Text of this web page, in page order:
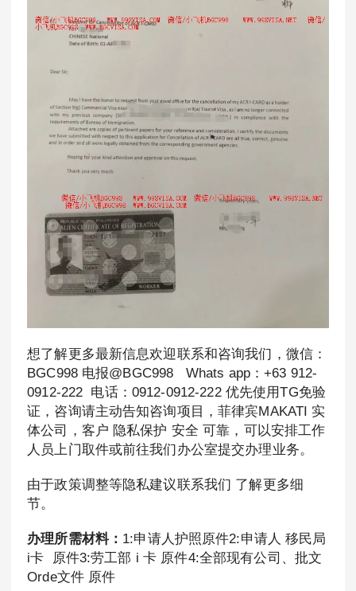
想了解更多最新信息欢迎联系和咨询我们，微信：
BGC998 电报@BGC998 Whats app：+63 912-
0912-222 电话：0912-0912-222 优先使用TG免验
证，咨询请主动告知咨询项目，菲律宾MAKATI 实
体公司，客户 隐私保护 安全 可靠，可以安排工作
人员上门取件或前往我们办公室提交办理业务。
由于政策调整等隐私建议联系我们 了解更多细
节。
办理所需材料： 1:申请人护照原件2:申请人 移民局
i卡 原件3:劳工部 i 卡 原件4:全部现有公司、批文
Orde文件 原件